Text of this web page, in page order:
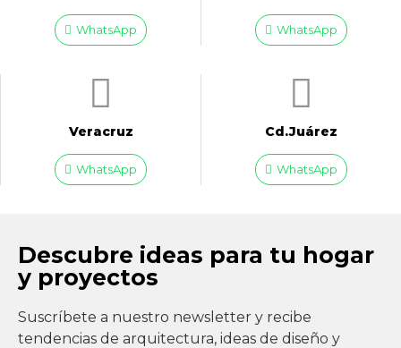
WhatsApp WhatsApp
Veracruz
WhatsApp
Cd.Juárez
WhatsApp
Descubre ideas para tu hogar
y proyectos
Suscríbete a nuestro newsletter y recibe
tendencias de arquitectura, ideas de diseño y